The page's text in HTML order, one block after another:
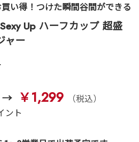
い得！つけた瞬間谷間ができる
Up ハーフカップ 超盛
ャー
￥1,299
（税込）
ント